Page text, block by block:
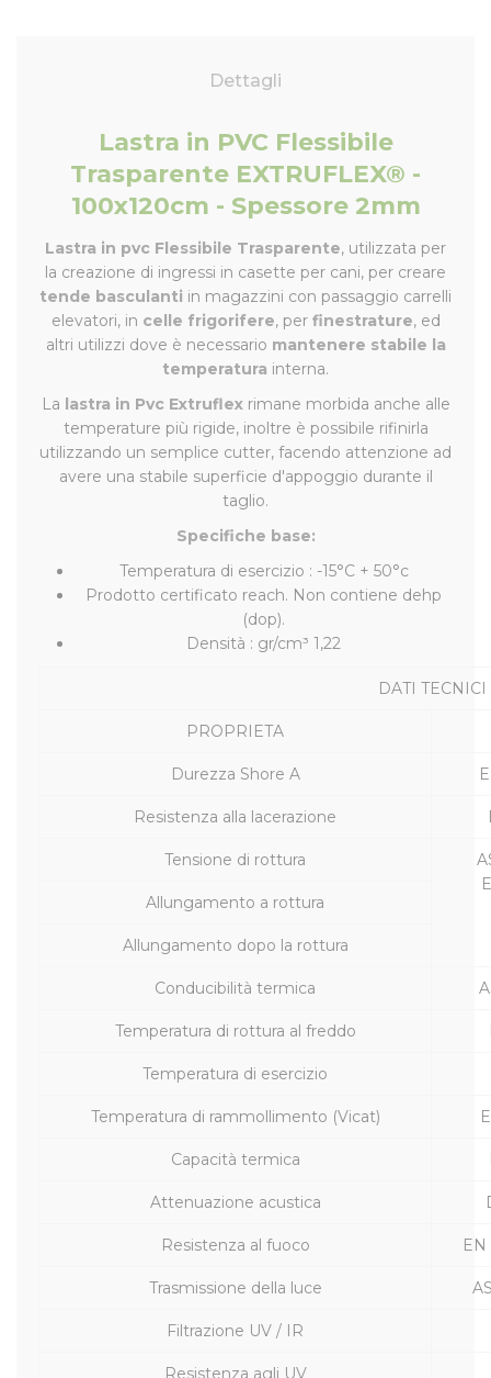
Dettagli
Lastra in PVC Flessibile
Trasparente EXTRUFLEX® -
100x120cm - Spessore 2mm
Lastra in pvc Flessibile Trasparente, utilizzata per
la creazione di ingressi in casette per cani, per creare
tende basculanti in magazzini con passaggio carrelli
elevatori, in celle frigorifere, per finestrature, ed
altri utilizzi dove è necessario mantenere stabile la
temperatura interna.
La lastra in Pvc Extruflexrimane morbida anche alle
temperature più rigide, inoltre è possibile rifinirla
utilizzando un semplice cutter, facendo attenzione ad
avere una stabile superficie d'appoggio durante il
taglio.
Specifiche base:
Temperatura di esercizio : -15°C + 50°c
Prodotto certificato reach. Non contiene dehp
(dop).
Densità : gr/cm³ 1,22
DATI TECNICI
PROPRIETA
Durezza Shore A
Resistenza alla lacerazione
Tensione di rottura
Allungamento a rottura
Allungamento dopo la rottura
Conducibilità termica
Temperatura di rottura al freddo
Temperatura di esercizio
Temperatura di rammollimento (Vicat)
Capacità termica
Attenuazione acustica
Resistenza al fuoco EN
Trasmissione della luce
Filtrazione UV / IR
Resistenza agli UV